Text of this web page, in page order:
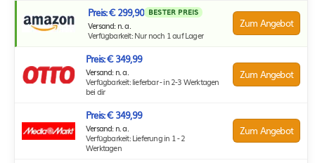
Preis: € 299,90 BESTER PREIS
Versand: n. a.
Verfügbarkeit: Nur noch 1 auf Lager
Zum Angebot
Preis: € 349,99
Versand: n. a.
Verfügbarkeit: lieferbar - in 2-3 Werktagen
bei dir
Zum Angebot
Preis: € 349,99
Versand: n. a.
Verfügbarkeit: Lieferung in 1 - 2
Werktagen
Zum Angebot